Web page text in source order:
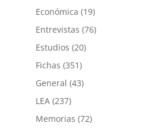
Económica (19)
Entrevistas (76)
Estudios (20)
Fichas (351)
General (43)
LEA(237)
Memorias (72)